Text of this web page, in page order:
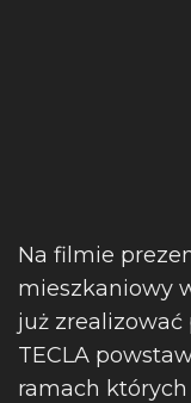
Na filmie
mieszkaniowy
już
TECLA
ramach których